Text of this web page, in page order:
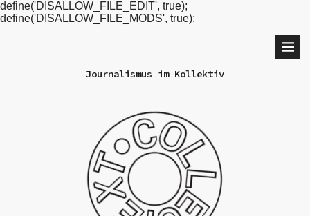
define('DISALLOW_FILE_EDIT', true);
define('DISALLOW_FILE_MODS', true);
Journalismus im Kollektiv